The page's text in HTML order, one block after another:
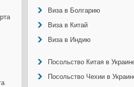
Виза в Болгарию
Виза в Китай
Виза в Индию
Посольство Китая в
Посольство Чехии в